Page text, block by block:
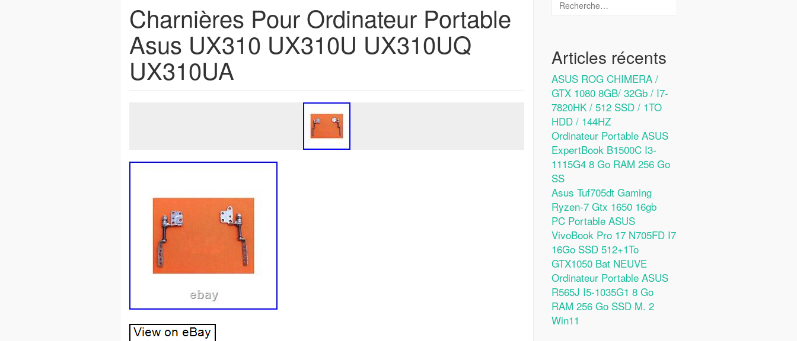
Charnières Pour Ordinateur Portable
Asus UX310 UX310U UX310UQ
UX310UA Articles récents
ASUS ROG CHIMERA /
GTX 1080 8GB/ 32Gb / I7-
7820HK / 512 SSD / 1TO
HDD / 144HZ
Ordinateur Portable ASUS
ExpertBook B1500C I3-
1115G4 8 Go RAM 256 Go
SS
Asus Tuf705dt Gaming
Ryzen-7 Gtx 1650 16gb
PC Portable ASUS
VivoBook Pro 17 N705FD I7
16Go SSD 512+1To
GTX1050 Bat NEUVE
Ordinateur Portable ASUS
R565J I5-1035G1 8 Go
RAM 256 Go SSD M. 2
Win11